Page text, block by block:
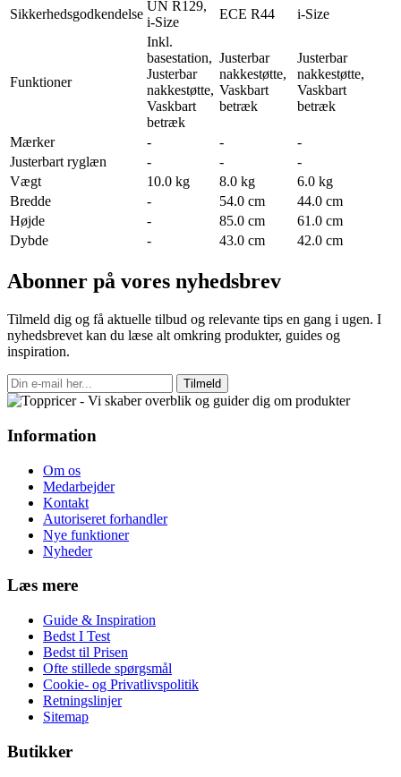
Sikkerhedsgodkendelse
UN R129,
i-Size
ECE R44 i-Size
Funktioner
Inkl.
basestation,
Justerbar
nakkestøtte,
Vaskbart
betræk
Justerbar
nakkestøtte,
Vaskbart
betræk
Justerbar
nakkestøtte,
Vaskbart
betræk
Mærker - -
-
Justerbart ryglæn
- -
-
Vægt
10.0 kg 8.0 kg
6.0 kg
Bredde
- 54.0 cm
44.0 cm
Højde
- 85.0 cm
61.0 cm
Dybde
- 43.0 cm 42.0 cm
Abonner på vores nyhedsbrev
Tilmeld dig og få aktuelle tilbud og relevante tips en gang i ugen. I
nyhedsbrevet kan du læse alt omkring produkter, guides og
inspiration.
Tilmeld
Information
Om os
Medarbejder
Kontakt
Autoriseret forhandler
Nye funktioner
Nyheder
Læs mere
Guide & Inspiration
Bedst I Test
Bedst til Prisen
Ofte stillede spørgsmål
Cookie- og Privatlivspolitik
Retningslinjer
Sitemap
Butikker